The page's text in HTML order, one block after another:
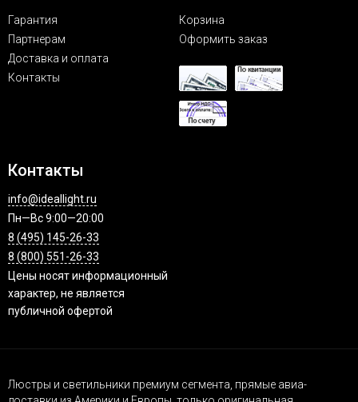
Гарантия
Партнерам
Доставка и оплата
Контакты
Корзина
Оформить заказ
Контакты
info@ideallight.ru
Пн—Вс 9:00—20:00
8 (495) 145-26-33
8 (800) 551-26-33
Цены носят информационный
характер, не является
публичной офертой
Люстры и светильники премиум сегмента, прямые авиа-